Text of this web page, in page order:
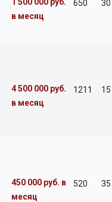
в месяц
650 30
4 500 000 руб.
в месяц
1211 15
450 000 руб. в
месяц
520 35